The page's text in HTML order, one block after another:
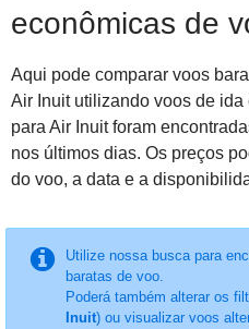
econômicas de
Aqui pode comparar voos
Air Inuit utilizando voos de
para Air Inuit foram
nos últimos dias. Os preços
do voo, a data e a
Utilize nossa busca para
baratas de voo.
Poderá também alterar os
Inuit) ou visualizar voos